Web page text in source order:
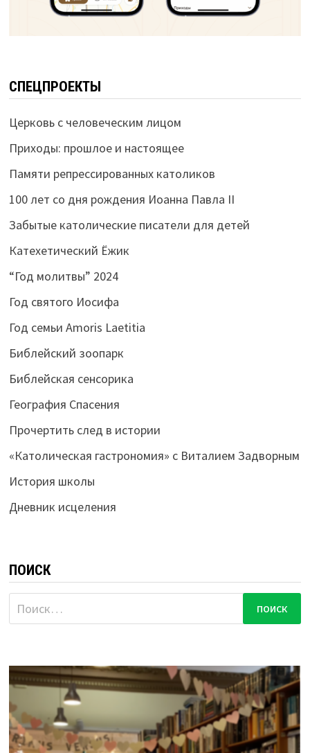
СПЕЦПРОЕКТЫ
Церковь с человеческим лицом
Приходы: прошлое и настоящее
Памяти репрессированных католиков
100 лет со дня рождения Иоанна Павла II
Забытые католические писатели для детей
Катехетический Ёжик
“Год молитвы” 2024
Год святого Иосифа
Год семьи Amoris Laetitia
Библейский зоопарк
Библейская сенсорика
География Спасения
Прочертить след в истории
«Католическая гастрономия» с Виталием Задворным
История школы
Дневник исцеления
ПОИСК
Найти: